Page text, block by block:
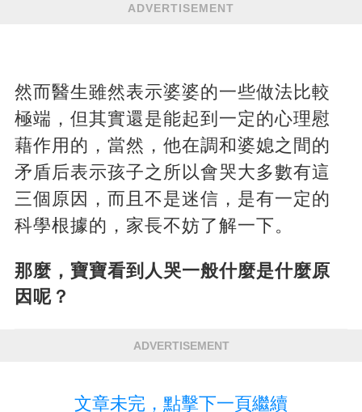
ADVERTISEMENT
然而醫生雖然表示婆婆的一些做法比較
極端，但其實還是能起到一定的心理慰
藉作用的，當然，他在調和婆媳之間的
矛盾后表示孩子之所以會哭大多數有這
三個原因，而且不是迷信，是有一定的
科學根據的，家長不妨了解一下。
那麼，寶寶看到人哭一般什麼是什麼原
因呢？
ADVERTISEMENT
文章未完，點擊下一頁繼續